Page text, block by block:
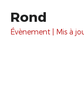
Rond
Évènement | Mis à